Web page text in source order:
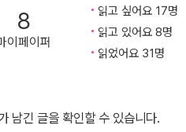
해 삼중의 차별과 고통을 감내해야
이야기의 중심에 놓은 것이다.
년이지만 모리슨이 이 소설의 토
은 그는 어릴 적 친구와의 대화를
기도하는 소녀의 이야기를 썼다.
8
이페이퍼
읽고 싶어요 17명
읽고 있어요 8명
읽었어요 31명
남긴 글을 확인할 수 있습니다.